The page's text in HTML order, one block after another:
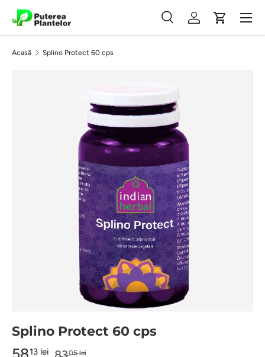
Vezi conținutul
Căutare
CăutareAutentificare
Coș
Meniu
Acasă Splino Protect 60 cps
Splino Protect 60 cps
13 lei 05 lei